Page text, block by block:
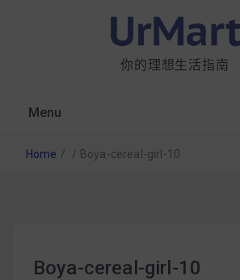
你的理想生活指南
Menu
析：成分、營養價值及其優缺點
Home / / Boya-cereal-girl-10
Boya-cereal-girl-10